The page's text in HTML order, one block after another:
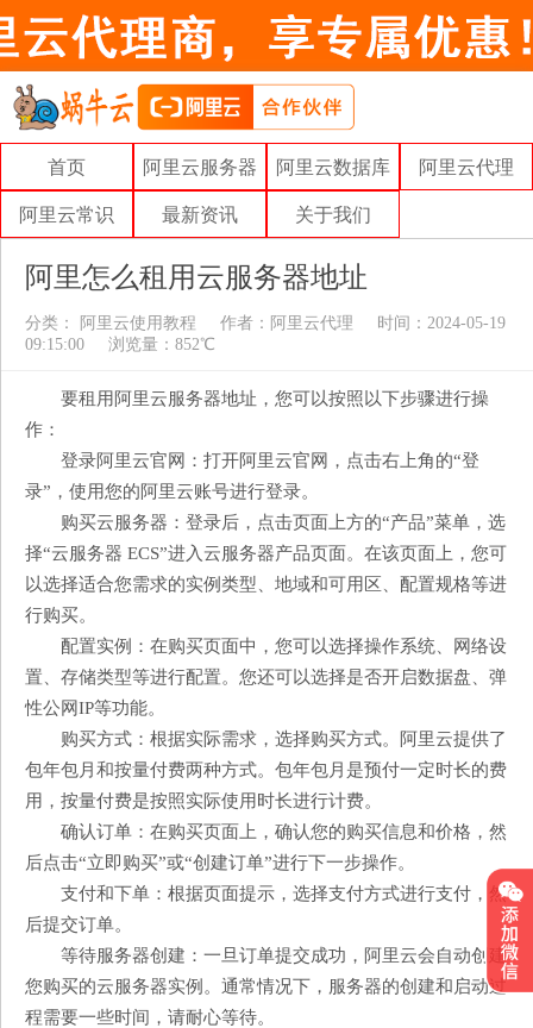
首页 阿里云服务器 阿里云数据库 阿里云代理
阿里云常识 最新资讯 关于我们
阿里怎么租用云服务器地址
分类： 阿里云使用教程 作者： 阿里云代理
时间：2024-05-19
09:15:00
浏览量：852℃
要租用阿里云服务器地址，您可以按照以下步骤进行操
作：
登录阿里云官网：打开阿里云官网，点击右上角的“登
录”，使用您的阿里云账号进行登录。
购买云服务器：登录后，点击页面上方的“产品”菜单，选
择“云服务器 ECS”进入云服务器产品页面。在该页面上，您可
以选择适合您需求的实例类型、地域和可用区、配置规格等进
行购买。
配置实例：在购买页面中，您可以选择操作系统、网络设
置、存储类型等进行配置。您还可以选择是否开启数据盘、弹
性公网IP等功能。
购买方式：根据实际需求，选择购买方式。阿里云提供了
包年包月和按量付费两种方式。包年包月是预付一定时长的费
用，按量付费是按照实际使用时长进行计费。
确认订单：在购买页面上，确认您的购买信息和价格，然
后点击“立即购买”或“创建订单”进行下一步操作。
支付和下单：根据页面提示，选择支付方式进行支付，然
后提交订单。
等待服务器创建：一旦订单提交成功，阿里云会自动创建
您购买的云服务器实例。通常情况下，服务器的创建和启动过
程需要一些时间，请耐心等待。